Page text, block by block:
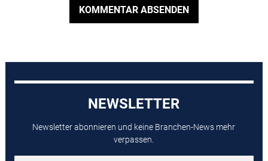
KOMMENTAR ABSENDEN
NEWSLETTER
Newsletter abonnieren und keine Branchen-News mehr
verpassen.